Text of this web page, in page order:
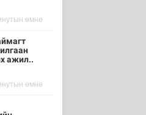
өмнө
ажил..
өмнө